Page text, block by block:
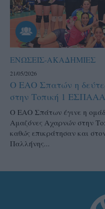
ΕΝΩΣΕΙΣ-ΑΚΑΔΗΜΙΕΣ
21/05/2026
Ο ΕΑΟ Σπατών η
στην Τοπική 1
Ο ΕΑΟ Σπάτων έγινε η
Αμαζόνες Αχαρνών στην
καθώς επικράτησαν και
Παλλήνης...